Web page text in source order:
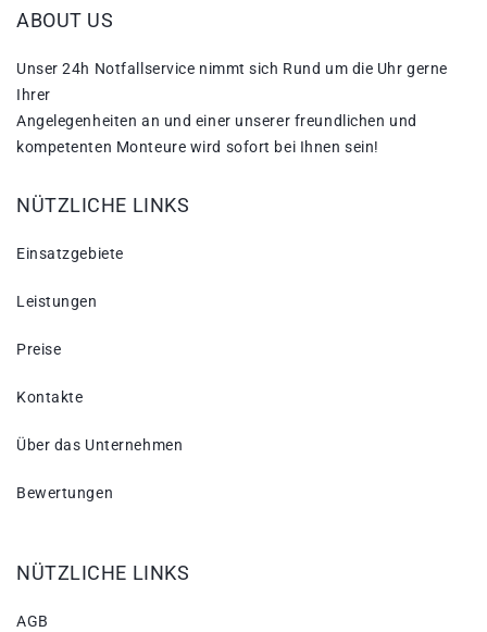
ABOUT US
Unser 24h Notfallservice nimmt sich Rund um die Uhr gerne
Ihrer
Angelegenheiten an und einer unserer freundlichen und
kompetenten Monteure wird sofort bei Ihnen sein!
NÜTZLICHE LINKS
Einsatzgebiete
Leistungen
Preise
Kontakte
Über das Unternehmen
Bewertungen
NÜTZLICHE LINKS
AGB